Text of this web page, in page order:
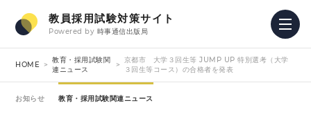
教員採用試験対策サイト
Powered by 時事通信出版局
HOME
教育・採用試験関
連ニュース
京都市 大学３回生等 JUMP UP 特別選考（大学
３回生等コース）の合格者を発表
お知らせ 教育・採用試験関連ニュース